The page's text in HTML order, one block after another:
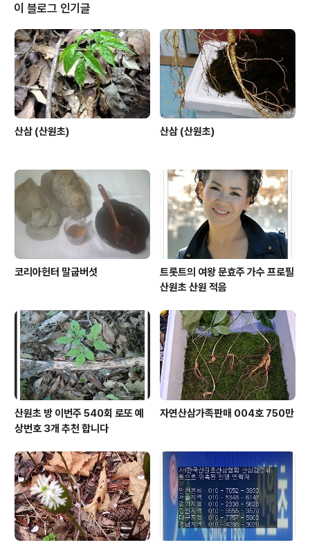
이 블로그 인기글
산삼 (산원초) 산삼 (산원초)
코리아헌터 말굽버섯
트롯트의 여왕 문효주 가수 프로필
산원초 산원 적음
산원초 방 이번주 540회 로또 예
상번호 3개 추천 합니다
자연산삼가족판매 004호 750만